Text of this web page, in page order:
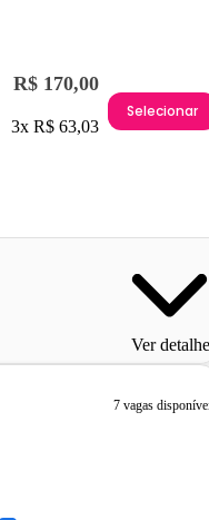
R$ 170,00
3x R$ 63,03
Selecionar
Ver
7 vagas